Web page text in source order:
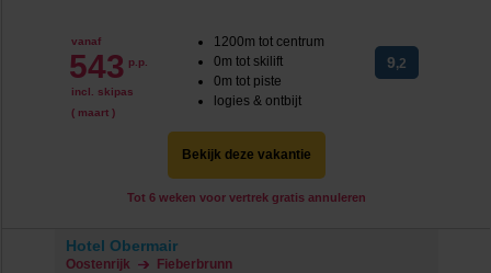
vanaf
543 p.p.
incl. skipas
( maart )
1200m tot centrum
0m tot skilift
0m tot piste
logies & ontbijt
9,2
Bekijk deze vakantie
Tot 6 weken voor vertrek gratis annuleren
Hotel Obermair
Oostenrijk Fieberbrunn